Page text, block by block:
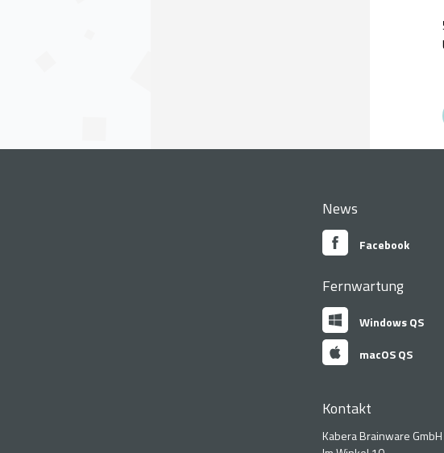
News
Facebook
Fernwartung
Windows QS
macOS QS
Kontakt
Kabera Brainware GmbH